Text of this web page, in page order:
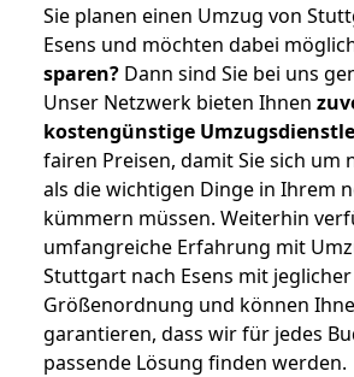
Sie planen einen Umzug von
Esens und möchten dabei
sparen? Dann sind Sie bei uns
Unser Netzwerk bieten Ihnen
kostengünstige
fairen Preisen, damit Sie sich um
als die wichtigen Dinge in Ihrem
kümmern müssen. Weiterhin
umfangreiche Erfahrung mit
Stuttgart nach Esens mit jeglicher
Größenordnung und können
garantieren, dass wir für jedes
passende Lösung finden werden.